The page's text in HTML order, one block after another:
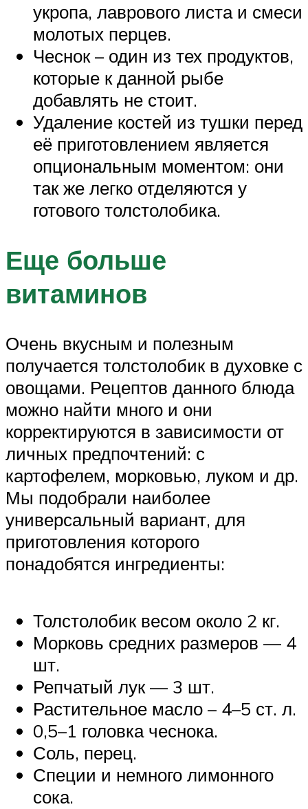
укропа, лаврового листа и смеси
молотых перцев.
Чеснок – один из тех продуктов,
которые к данной рыбе
добавлять не стоит.
Удаление костей из тушки перед
её приготовлением является
опциональным моментом: они
так же легко отделяются у
готового толстолобика.
Еще больше
витаминов
Очень вкусным и полезным
получается толстолобик в духовке с
овощами. Рецептов данного блюда
можно найти много и они
корректируются в зависимости от
личных предпочтений: с
картофелем, морковью, луком и др.
Мы подобрали наиболее
универсальный вариант, для
приготовления которого
понадобятся ингредиенты:
Толстолобик весом около 2 кг.
Морковь средних размеров — 4
шт.
Репчатый лук — 3 шт.
Растительное масло – 4–5 ст. л.
0,5–1 головка чеснока.
Соль, перец.
Специи и немного лимонного
сока.